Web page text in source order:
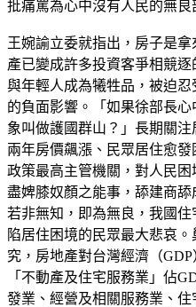
批痛罵為心中沒有人民的無良
王婉諭立委就指出，房子是
產已變成許多投資客爭相競
與年輕人成為犧牲品，被迫
的負面影響。「如果徐部長
象叫做護國群山？」長期關
兩年房價飆漲、民眾居住愈
政策最高主管機關，對人民
盡婢膝奴顏之能事，舔建商
若非無知，即為無良，我國
陷居住困境的民眾最大悲哀
究，房地產對台灣經濟（
「不動產及住宅服務業」佔
發業、經營及相關服務業、